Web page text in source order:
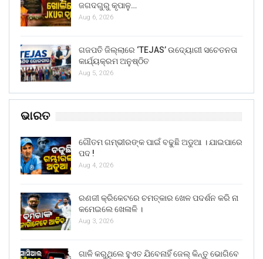
ଜଗଦଗୁରୁ କୃପାଳୁ…
Aug 6, 2026
ଗଜପତି ଜିଲ୍ଲାରେ ‘TEJAS’ ଉଦ୍ୟୋଗୀ ସଚେତନତା
କାର୍ଯ୍ୟକ୍ରମ ଅନୁଷ୍ଠିତ
Aug 5, 2026
ଭାରତ
ଗୌତମ ଗମ୍ଭୀରଙ୍କ ପାଇଁ ବଢୁଛି ଅଡୁଆ । ଯାଇପାରେ
ପଦ !
Aug 4, 2026
ରଣଜୀ କ୍ରିକେଟରେ ଚମତ୍କାର ଖେଳ ପଦର୍ଶନ କରି ନା
କମେଇଲେ ଖେଳାଳି ।
Aug 3, 2026
ଗାଳି କରୁଥିଲେ ହୁଏତ ଯିବେନାହିଁ ଜେଲ୍ କିନ୍ତୁ ଭୋଗିବେ